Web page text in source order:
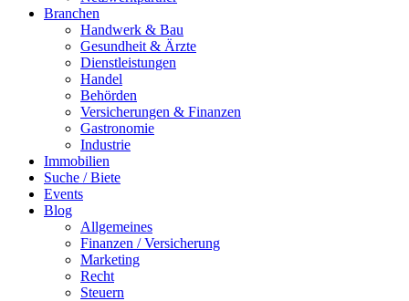
Branchen
Handwerk & Bau
Gesundheit & Ärzte
Dienstleistungen
Handel
Behörden
Versicherungen & Finanzen
Gastronomie
Industrie
Immobilien
Suche / Biete
Events
Blog
Allgemeines
Finanzen / Versicherung
Marketing
Recht
Steuern